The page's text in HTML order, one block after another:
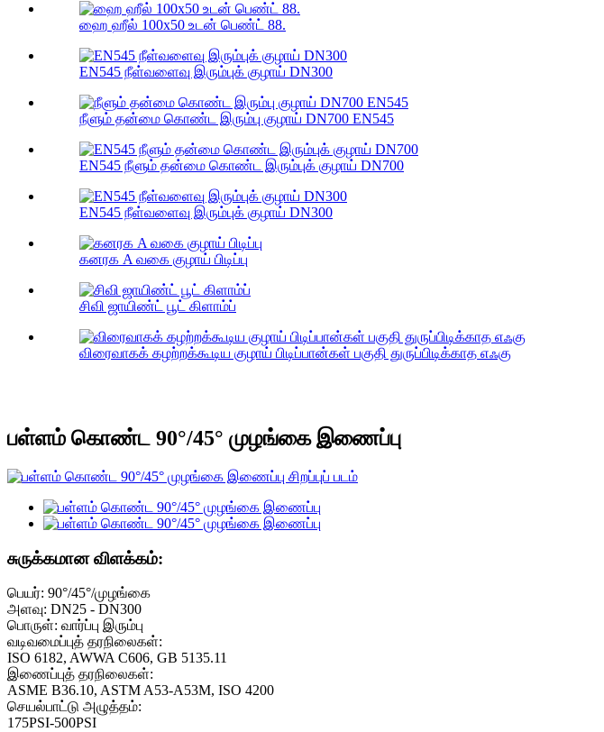
ஹை ஹீல் 100x50 உடன் பெண்ட் 88.
EN545 நீள்வளைவு இரும்புக் குழாய் DN300
நீளும் தன்மை கொண்ட இரும்பு குழாய் DN700 EN545
EN545 நீளும் தன்மை கொண்ட இரும்புக் குழாய் DN700
EN545 நீள்வளைவு இரும்புக் குழாய் DN300
கனரக A வகை குழாய் பிடிப்பு
சிவி ஜாயிண்ட் பூட் கிளாம்ப்
விரைவாகக் கழற்றக்கூடிய குழாய் பிடிப்பான்கள் பகுதி துருப்பிடிக்காத எஃகு
பள்ளம் கொண்ட 90°/45° முழங்கை இணைப்பு
சுருக்கமான விளக்கம்:
பெயர்: 90°/45°/முழங்கை
அளவு: DN25 - DN300
பொருள்: வார்ப்பு இரும்பு
வடிவமைப்புத் தரநிலைகள்:
ISO 6182, AWWA C606, GB 5135.11
இணைப்புத் தரநிலைகள்:
ASME B36.10, ASTM A53-A53M, ISO 4200
செயல்பாட்டு அழுத்தம்:
175PSI-500PSI